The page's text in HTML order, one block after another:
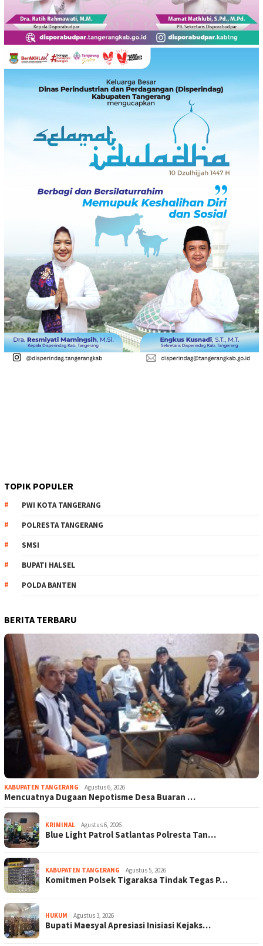
TOPIK POPULER
PWI KOTA TANGERANG
POLRESTA TANGERANG
SMSI
BUPATI HALSEL
POLDA BANTEN
BERITA TERBARU
KABUPATEN TANGERANG Agustus 6, 2026
Mencuatnya Dugaan Nepotisme Desa Buaran …
KRIMINAL Agustus 6, 2026
Blue Light Patrol Satlantas Polresta Tan…
KABUPATEN TANGERANG Agustus 5, 2026
Komitmen Polsek Tigaraksa Tindak Tegas P…
HUKUM Agustus 3, 2026
Bupati Maesyal Apresiasi Inisiasi Kejaks…